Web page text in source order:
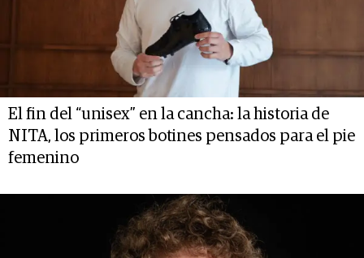
El fin del “unisex” en la cancha: la historia de
NITA, los primeros botines pensados para el pie
femenino